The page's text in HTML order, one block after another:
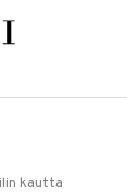
kautta